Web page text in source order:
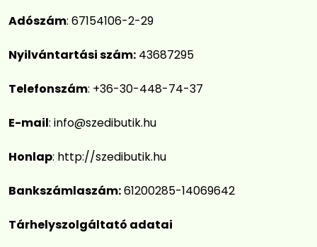
Adószám: 67154106-2-29
Nyilvántartási szám: 43687295
Telefonszám: +36-30-448-74-37
E-mail: info@szedibutik.hu
Honlap: http://szedibutik.hu
Bankszámlaszám:61200285-14069642
Tárhelyszolgáltató adatai